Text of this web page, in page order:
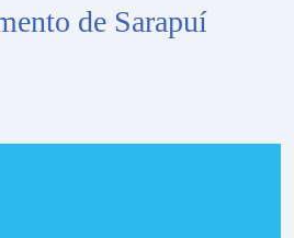
de Sarapuí